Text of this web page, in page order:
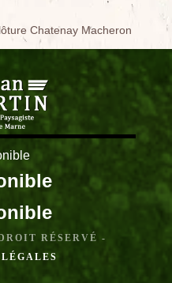
Chatenay Macheron
RÉSERVÉ -